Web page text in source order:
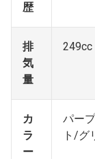
歴
排
気
量
249cc
カ
ラ
ー
パー
ト/グ